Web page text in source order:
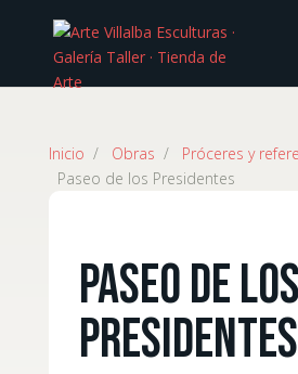
Inicio / Obras / Próceres y
Paseo de los Presidentes
Paseo de los
Presidentes